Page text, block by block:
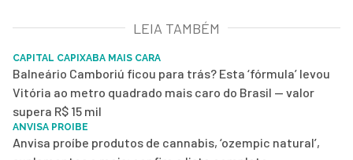
LEIA TAMBÉM
CAPITAL CAPIXABA MAIS CARA
Balneário Camboriú ficou para trás? Esta ‘fórmula’ levou
Vitória ao metro quadrado mais caro do Brasil — valor
supera R$ 15 mil
ANVISA PROIBE
Anvisa proíbe produtos de cannabis, ‘ozempic natural’,